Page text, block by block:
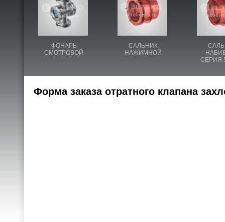
ФОНАРЬ
СМОТРОВОЙ
САЛЬНИК
НАЖИМНОЙ
СЕРИЯ
Форма заказа отратного клапана